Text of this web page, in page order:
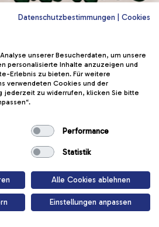
Datenschutzbestimmungen Cookies
unserer Besucherdaten, um unsere
personalisierte Inhalte anzuzeigen und
Erlebnis zu bieten. Für weitere
verwendeten Cookies und der
jederzeit zu widerrufen, klicken Sie bitte
Performance
Statistik
Alle Cookies ablehnen
Einstellungen anpassen
Kerzen
gefährlich werden.